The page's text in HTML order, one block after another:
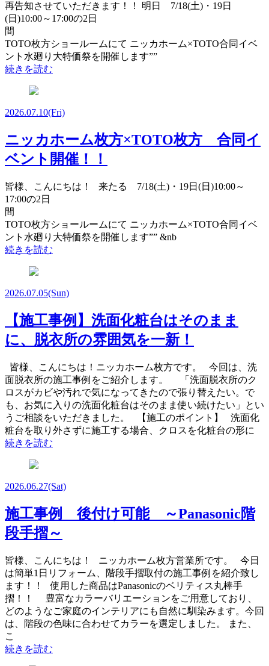
再告知させていただきます！！ 明日 7/18(土)・19日
(日)10:00～17:00の2日
TOTO枚方ショールームにて ニッカホーム×TOTO合同イベ
ント水廻り大特価祭を開催します””
続きを読む
2026.07.10(Fri)
ニッカホーム枚方×TOTO枚方 合同イ
ベント開催！！
皆様、こんにちは！ 来たる 7/18(土)・19日(日)10:00～
17:00の2日
TOTO枚方ショールームにて ニッカホーム×TOTO合同イベ
ント水廻り大特価祭を開催します”” &nb
続きを読む
2026.07.05(Sun)
【施工事例】洗面化粧台はそのまま
に、脱衣所の雰囲気を一新！
皆様、こんにちは！ニッカホーム枚方です。 今回は、洗
面脱衣所の施工事例をご紹介します。 「洗面脱衣所のク
ロスがカビや汚れで気になってきたので張り替えたい。で
も、お気に入りの洗面化粧台はそのまま使い続けたい」とい
うご相談をいただきました。 【施工のポイント】 洗面化
粧台を取り外さずに施工する場合、クロスを化粧台の形に
続きを読む
2026.06.27(Sat)
施工事例 後付け可能 ～Panasonic階
段手摺～
皆様、こんにちは！ ニッカホーム枚方営業所です。 今日
は簡単1日リフォーム、階段手摺取付の施工事例を紹介致し
ます！！ 使用した商品はPanasonicのベリティス丸棒手
摺！！ 豊富なカラーバリエーションをご用意しており、
どのようなご家庭のインテリアにも自然に馴染みます。今回
は、階段の色味に合わせてカラーを選定しました。 また、
こ
続きを読む